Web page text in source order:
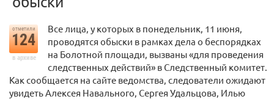
отметили
124
в архиве
Все лица, у которых в понедельник, 11 июня,
проводятся обыски в рамках дела о беспорядках
на Болотной площади, вызваны «для проведения
следственных действий» в Следственный комитет.
Как сообщается на сайте ведомства, следователи ожидают
увидеть Алексея Навального, Сергея Удальцова, Илью